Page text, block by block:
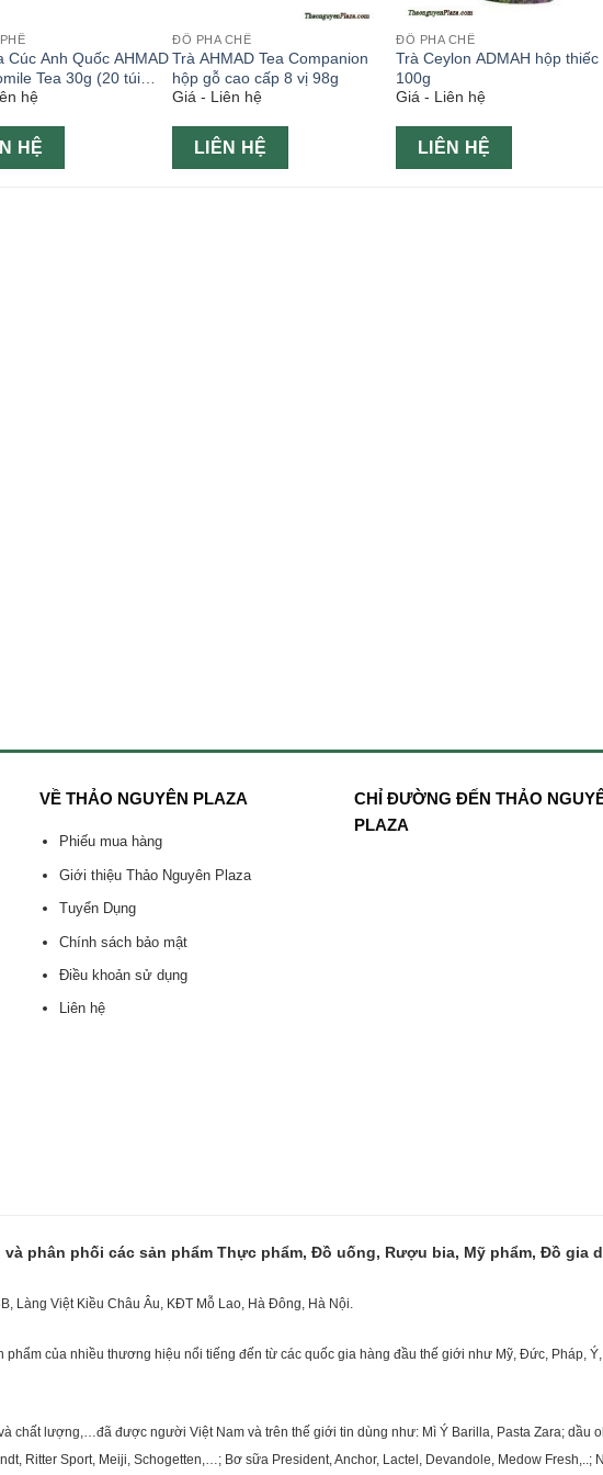
Cúc Anh Quốc AHMAD
Tea 30g (20 túi
hệ
HỆ
ĐỒ PHA CHẾ
Trà AHMAD Tea Companion
hộp gỗ cao cấp 8 vị 98g
Giá - Liên hệ
LIÊN HỆ
ĐỒ PHA CHẾ
Trà Ceylon ADMAH hộp thiếc
100g
Giá - Liên hệ
LIÊN HỆ
VỀ THẢO NGUYÊN PLAZA
Phiếu mua hàng
Giới thiệu Thảo Nguyên Plaza
Tuyển Dụng
Chính sách bảo mật
Điều khoản sử dụng
Liên hệ
CHỈ ĐƯỜNG ĐẾN THẢO
PLAZA
phân phối các sản phẩm Thực phẩm, Đồ uống, Rượu bia, Mỹ phẩm, Đồ gia
Làng Việt Kiều Châu Âu, KĐT Mỗ Lao, Hà Đông, Hà Nội.
phẩm của nhiều thương hiệu nổi tiếng đến từ các quốc gia hàng đầu thế giới như Mỹ, Đức, Pháp,
chất lượng,…đã được người Việt Nam và trên thế giới tin dùng như: Mì Ý Barilla, Pasta Zara; dầu
Ritter Sport, Meiji, Schogetten,…; Bơ sữa President, Anchor, Lactel, Devandole, Medow Fresh,..;